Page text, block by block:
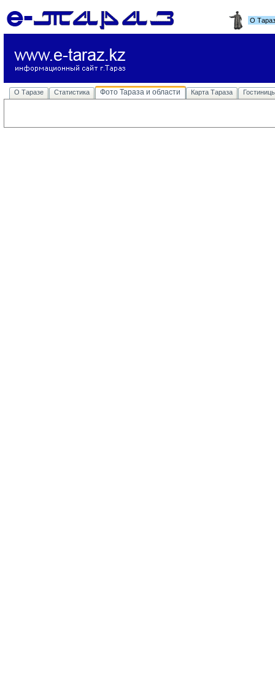
О
О Таразе Статистика Фото Тараза и области Карта Тараза